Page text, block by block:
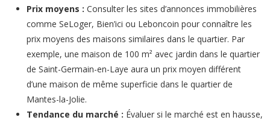
Prix moyens : Consulter les sites d’annonces immobilières
comme SeLoger, Bien’ici ou Leboncoin pour connaître les
prix moyens des maisons similaires dans le quartier. Par
exemple, une maison de 100 m² avec jardin dans le quartier
de Saint-Germain-en-Laye aura un prix moyen différent
d’une maison de même superficie dans le quartier de
Mantes-la-Jolie.
Tendance du marché : Évaluer si le marché est en hausse,